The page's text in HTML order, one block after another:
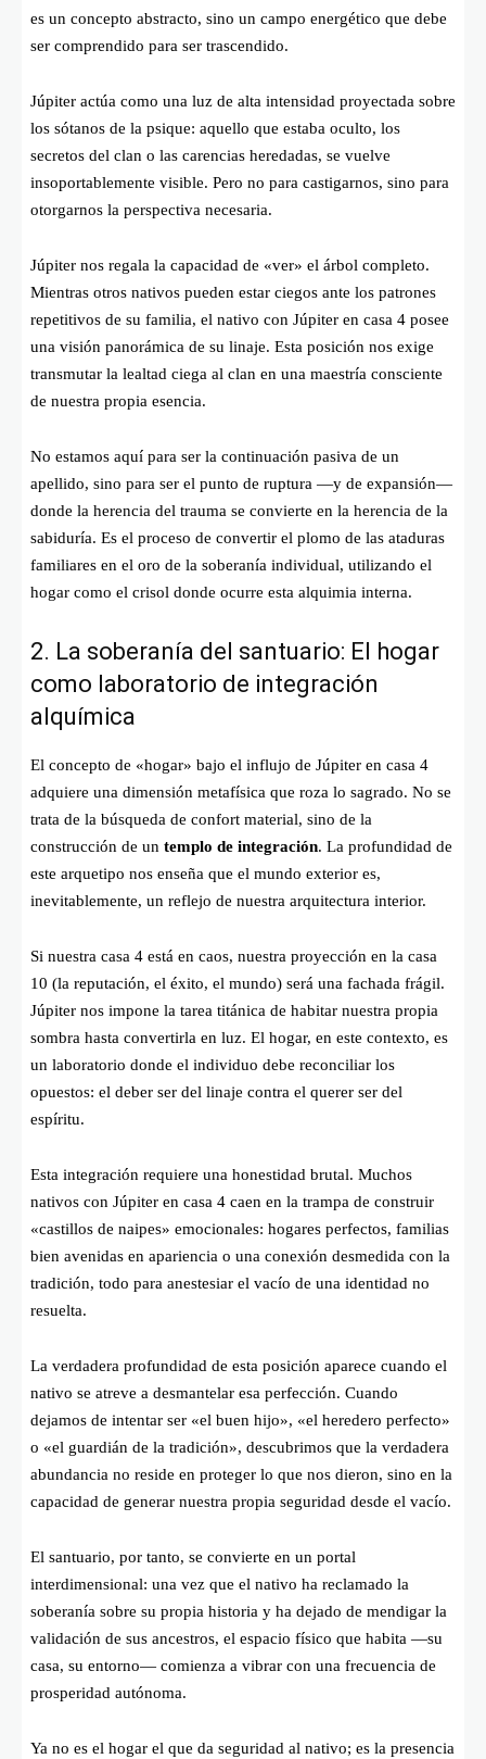
es un concepto abstracto, sino un campo energético que debe
ser comprendido para ser trascendido.
Júpiter actúa como una luz de alta intensidad proyectada sobre
los sótanos de la psique: aquello que estaba oculto, los
secretos del clan o las carencias heredadas, se vuelve
insoportablemente visible. Pero no para castigarnos, sino para
otorgarnos la perspectiva necesaria.
Júpiter nos regala la capacidad de «ver» el árbol completo.
Mientras otros nativos pueden estar ciegos ante los patrones
repetitivos de su familia, el nativo con Júpiter en casa 4 posee
una visión panorámica de su linaje. Esta posición nos exige
transmutar la lealtad ciega al clan en una maestría consciente
de nuestra propia esencia.
No estamos aquí para ser la continuación pasiva de un
apellido, sino para ser el punto de ruptura —y de expansión—
donde la herencia del trauma se convierte en la herencia de la
sabiduría. Es el proceso de convertir el plomo de las ataduras
familiares en el oro de la soberanía individual, utilizando el
hogar como el crisol donde ocurre esta alquimia interna.
2. La soberanía del santuario: El hogar
como laboratorio de integración
alquímica
El concepto de «hogar» bajo el influjo de Júpiter en casa 4
adquiere una dimensión metafísica que roza lo sagrado. No se
trata de la búsqueda de confort material, sino de la
construcción de un templo de integración. La profundidad de
este arquetipo nos enseña que el mundo exterior es,
inevitablemente, un reflejo de nuestra arquitectura interior.
Si nuestra casa 4 está en caos, nuestra proyección en la casa
10 (la reputación, el éxito, el mundo) será una fachada frágil.
Júpiter nos impone la tarea titánica de habitar nuestra propia
sombra hasta convertirla en luz. El hogar, en este contexto, es
un laboratorio donde el individuo debe reconciliar los
opuestos: el deber ser del linaje contra el querer ser del
espíritu.
Esta integración requiere una honestidad brutal. Muchos
nativos con Júpiter en casa 4 caen en la trampa de construir
«castillos de naipes» emocionales: hogares perfectos, familias
bien avenidas en apariencia o una conexión desmedida con la
tradición, todo para anestesiar el vacío de una identidad no
resuelta.
La verdadera profundidad de esta posición aparece cuando el
nativo se atreve a desmantelar esa perfección. Cuando
dejamos de intentar ser «el buen hijo», «el heredero perfecto»
o «el guardián de la tradición», descubrimos que la verdadera
abundancia no reside en proteger lo que nos dieron, sino en la
capacidad de generar nuestra propia seguridad desde el vacío.
El santuario, por tanto, se convierte en un portal
interdimensional: una vez que el nativo ha reclamado la
soberanía sobre su propia historia y ha dejado de mendigar la
validación de sus ancestros, el espacio físico que habita —su
casa, su entorno— comienza a vibrar con una frecuencia de
prosperidad autónoma.
Ya no es el hogar el que da seguridad al nativo; es la presencia